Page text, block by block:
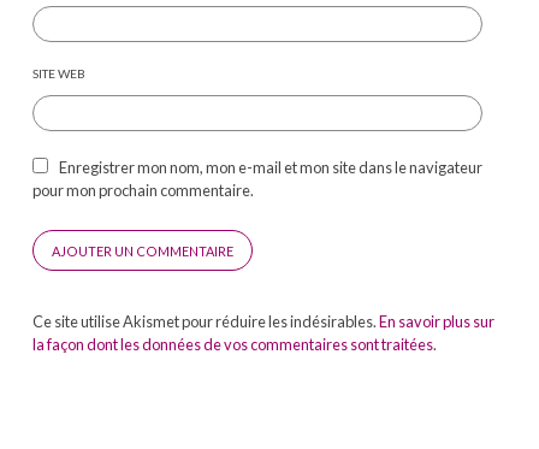
SITE WEB
Enregistrer mon nom, mon e-mail et mon site dans le navigateur
pour mon prochain commentaire.
Ce site utilise Akismet pour réduire les indésirables.En savoir plus sur
la façon dont les données de vos commentaires sont traitées.